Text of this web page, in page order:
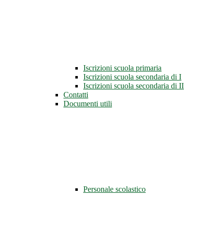
Iscrizioni scuola primaria
Iscrizioni scuola secondaria di I
Iscrizioni scuola secondaria di II
Contatti
Documenti utili
Personale scolastico